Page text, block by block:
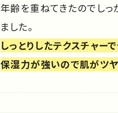
年齢を重ねてきたのでし
ました。
しっとりしたテクスチャー
保湿力が強いので肌がツ